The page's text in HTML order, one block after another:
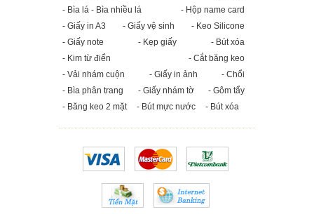
- Bìa lá - Bìa nhiều lá
- Hộp name card
- Giấy in A3
- Giấy vệ sinh
- Keo Silicone
- Giấy note
- Kẹp giấy
- Bút xóa
- Kim từ điển
- Cắt băng keo
- Vải nhám cuộn
- Giấy in ảnh
- Chổi
- Bìa phân trang
- Giấy nhám tờ
- Gôm tẩy
- Băng keo 2 mặt
- Bút mực nước - Bút xóa